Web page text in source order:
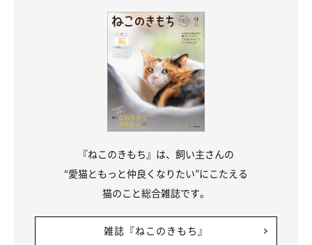
『ねこのきもち』は、飼い主さんの
“愛猫ともっと仲良くなりたい”にこたえる
猫のこと総合雑誌です。
雑誌『ねこのきもち』